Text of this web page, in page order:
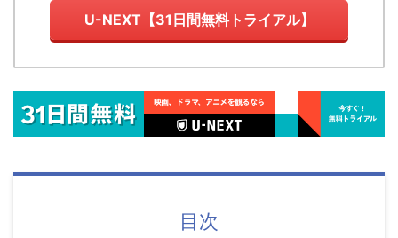
U-NEXT【31日間無料トライアル】
目次